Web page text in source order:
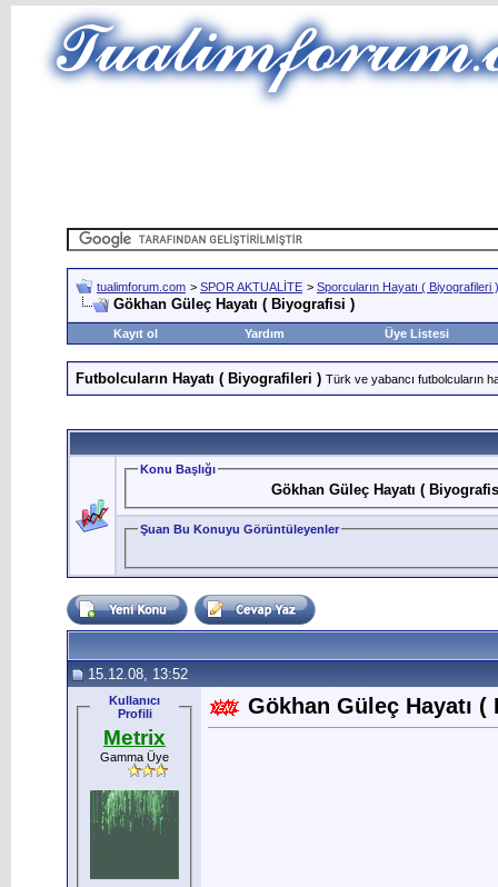
tualimforum.com > SPOR AKTUALİTE > Sporcuların Hayatı ( Biyografileri )
Gökhan Güleç Hayatı ( Biyografisi )
Kayıt ol Yardım Üye Listesi
Futbolcuların Hayatı ( Biyografileri ) Türk ve yabancı futbolcuların
Konu Başlığı
Gökhan Güleç Hayatı (
Şuan Bu Konuyu Görüntüleyenler
15.12.08, 13:52
Kullanıcı
Profili
Metrix
Gamma Üye
Gökhan Güleç Hayatı